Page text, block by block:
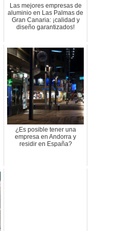
Las mejores empresas de
aluminio en Las Palmas de
Gran Canaria: ¡calidad y
diseño garantizados!
¿Es posible tener una
empresa en Andorra y
residir en España?